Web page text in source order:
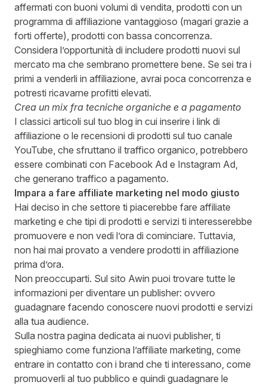
affermati con buoni volumi di vendita, prodotti con un
programma di affiliazione vantaggioso (magari grazie a
forti offerte), prodotti con bassa concorrenza.
Considera l’opportunità di includere prodotti nuovi sul
mercato ma che sembrano promettere bene. Se sei tra i
primi a venderli in affiliazione, avrai poca concorrenza e
potresti ricavarne profitti elevati.
Crea un mix fra tecniche organiche e a pagamento
I classici articoli sul tuo blog in cui inserire i link di
affiliazione o le recensioni di prodotti sul tuo canale
YouTube, che sfruttano il traffico organico, potrebbero
essere combinati con Facebook Ad e Instagram Ad,
che generano traffico a pagamento.
Impara a fare affiliate marketing nel modo giusto
Hai deciso in che settore ti piacerebbe fare affiliate
marketing e che tipi di prodotti e servizi ti interesserebbe
promuovere e non vedi l’ora di cominciare. Tuttavia,
non hai mai provato a vendere prodotti in affiliazione
prima d’ora.
Non preoccuparti. Sul sito Awin puoi trovare tutte le
informazioni per diventare un publisher: ovvero
guadagnare facendo conoscere nuovi prodotti e servizi
alla tua audience.
Sulla nostra pagina dedicata ai nuovi publisher, ti
spieghiamo come funziona l’affiliate marketing, come
entrare in contatto con i brand che ti interessano, come
promuoverli al tuo pubblico e quindi guadagnare le